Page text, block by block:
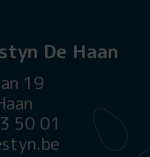
De Haan
19
50 01